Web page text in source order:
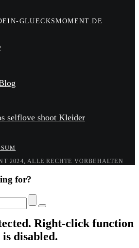
GLUECKSMOMENT.DE
selflove shoot Kleider
2024, ALLE RECHTE VORBEHALTEN
for?
Right-click function
is disabled.